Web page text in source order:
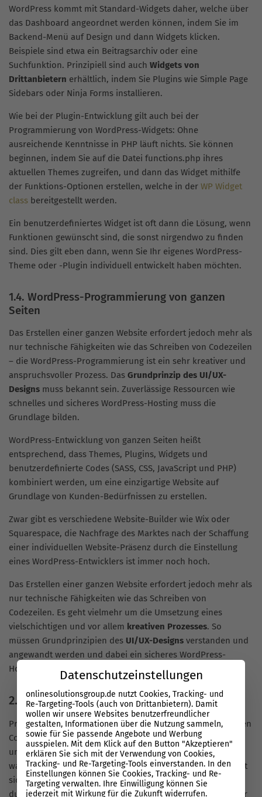
WordPress kommt mit Standard-Widgets daher, welche über
das Dashboard angeordnet werden können, indem Sie im
Backend-Menü auf Design und dann Widgets klicken.
Beispiele sind etwa ein Beitragsarchiv oder eine
Suchfunktion. Prinzipiell sind auch Widgets von
Drittanbietern erhältlich, indem Sie Plugins wie Simple Page
Sidebars oder Ninja Forms installieren.
Wie bei der Plugin-Entwicklung gilt auch bei der
Programmierung von WordPress-Widgets: Ohne
ausreichende Kenntnisse in PHP läuft nichts. Sie können
beginnen, indem Sie auf die Datei functions.php ihres
aktuellen Themes zugreifen, und dann das Widget mithilfe
der Funktions-Optionen erstellen, welche in der WP Widget
class bereitgestellt werden.
Ein benutzerdefiniertes Widget ist oft dann die Lösung, wenn
Funktionen gewünscht sind, die sonst nirgendwo zu finden
sind. Dies gilt eben dann, wenn Sie Ihr eigenes WordPress-
Theme oder -Plugin individuell entwickelt haben möchten.
1.4. WordPress-Programmierung von ganzen
Seiten
Das Erstellen einer ganzen Website erfordert jedoch mehr als
nur technische Fähigkeiten wie das Schreiben von Codezeilen
– die WordPress-Programmierung ist ein sehr kreativer und
anspruchsvoller Prozess. Das Grundprinzip des UI/UX-
Designs muss bekannt sein. Zuverlässige Ressourcen wie
schnelles und sicheres WordPress-Hosting muss die
Grundlage bilden.
WordPress-Entwicklung von ganzen Seiten heißt
entsprechend, dass Themes, Plugins, Widgets und
benutzerdefinierte Codes (SASS, CSS, JavaScript und PHP)
kombiniert werden, um eine einzigartige Website auf
Grundlage von Kunden-Bedürfnissen zu erstellen.
Zwar gibt es verschiedene Website-Builder wie Wix oder
Squarespace, die Nachfrage des Marktes nach der Schaffung
einer individuellen Website-Präsenz durch die Einstellung
eines WordPress-Entwicklers ist immer noch hoch.
Das Erstellen einer ganzen Website erfordert jedoch mehr als
nur technische Fähigkeiten wie das Schreiben von
Codezeilen. Es geht vielmehr um die Umsetzung eines
vielschichtigen und vor allem kreativen Prozesses. So
müssen Grundprinzipien des UI/UX-Designs verstanden und
angewandt werden und dabei ein sicheres WordPress-
Hosting garantiert werden.
2. WordPress-Entwicklung mit der OSG
Prinzipiell bedient die Online Solutions Group alle relevanten
Content-Management-Systeme am Markt. Neben Shopware
und Magento sind wir auch mit Typo3 vertraut. Der Grund,
warum wir auf WordPress setzen, ist einfach: WordPress hat
sich weltweit als kostenloses Open-Source-CMS führend
durchgesetzt. Die Bedienung ist für Redakteure und Blogger
Datenschutzeinstellungen
onlinesolutionsgroup.de nutzt Cookies, Tracking- und
Re-Targeting-Tools (auch von Drittanbietern). Damit
wollen wir unsere Websites benutzerfreundlicher
gestalten, Informationen über die Nutzung sammeln,
sowie für Sie passende Angebote und Werbung
ausspielen. Mit dem Klick auf den Button "Akzeptieren"
erklären Sie sich mit der Verwendung von Cookies,
Tracking- und Re-Targeting-Tools einverstanden. In den
Einstellungen können Sie Cookies, Tracking- und Re-
Targeting verwalten. Ihre Einwilligung können Sie
jederzeit mit Wirkung für die Zukunft widerrufen.